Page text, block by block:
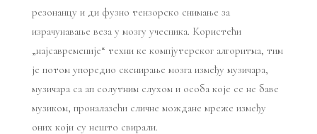
резонанцу и ди фузно тензорско снимање за
израчунавање веза у мозгу учесника. Користећи
„најсавременије“ техни ке компјутерског алгоритма, тим
је потом упоредио скенирање мозга између музичара,
музичара са ап солутним слухом и особа које се не баве
музиком, проналазећи сличне мождане мреже између
оних који су нешто свирали.